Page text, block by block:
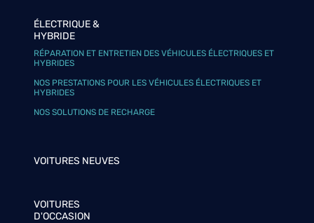
ÉLECTRIQUE &
HYBRIDE
RÉPARATION ET ENTRETIEN DES VÉHICULES ÉLECTRIQUES ET
HYBRIDES
NOS PRESTATIONS POUR LES VÉHICULES ÉLECTRIQUES ET
HYBRIDES
NOS SOLUTIONS DE RECHARGE
VOITURES NEUVES
VOITURES
D'OCCASION